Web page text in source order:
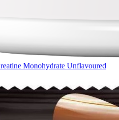
Monohydrate Unflavoured